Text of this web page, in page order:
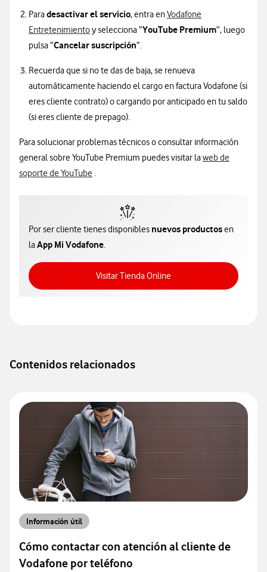
Paradesactivar el servicio, entra enVodafone
EntretenimientoInformación sobre cómo activar promoción
y selecciona “YouTube Premium”, luego
pulsa “Cancelar suscripción”.
Recuerda que si no te das de baja, se renueva
automáticamente haciendo el cargo en factura Vodafone (si
eres cliente contrato) o cargando por anticipado en tu saldo
(si eres cliente de prepago).
Para solucionar problemas técnicos o consultar información
general sobre YouTube Premium puedes visitar laweb de
soporte de YouTube .
Por ser cliente tienes disponibles nuevos productosen
laApp Mi Vodafone.
Visitar Tienda OnlineAcceso a Tienda Online
Contenidos relacionados
Información útil
Cómo contactar con atención al cliente de
Vodafone por teléfono